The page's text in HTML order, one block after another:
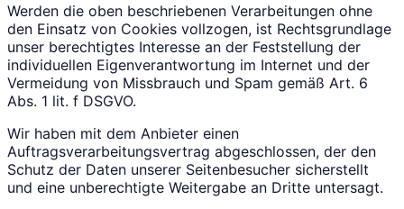
Werden die oben beschriebenen Verarbeitungen ohne
den Einsatz von Cookies vollzogen, ist Rechtsgrundlage
unser berechtigtes Interesse an der Feststellung der
individuellen Eigenverantwortung im Internet und der
Vermeidung von Missbrauch und Spam gemäß Art. 6
Abs. 1 lit. f DSGVO.
Wir haben mit dem Anbieter einen
Auftragsverarbeitungsvertrag abgeschlossen, der den
Schutz der Daten unserer Seitenbesucher sicherstellt
und eine unberechtigte Weitergabe an Dritte untersagt.